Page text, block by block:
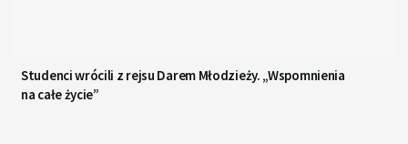
Studenci wrócili z rejsu Darem Młodzieży. „Wspomnienia
na całe życie”